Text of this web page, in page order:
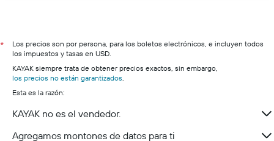
*
Los precios son por persona, para los boletos electrónicos, e incluyen todos
los impuestos y tasas en USD.
KAYAK siempre trata de obtener precios exactos, sin embargo,
los precios no están garantizados.
Esta es la razón:
KAYAK no es el vendedor.
Agregamos montones de datos para ti